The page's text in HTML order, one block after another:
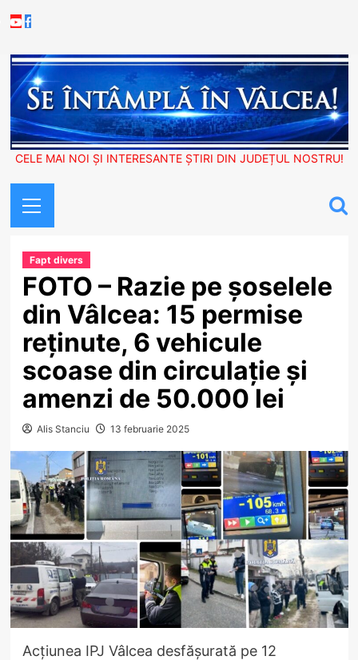
to
Youtube
Facebook
CELE MAI NOI ȘI INTERESANTE ȘTIRI DIN JUDEȚUL NOSTRU!
Menu
Fapt divers
FOTO – Razie pe șoselele
din Vâlcea: 15 permise
reținute, 6 vehicule
scoase din circulație și
amenzi de 50.000 lei
Alis Stanciu 13 februarie 2025
Acțiunea IPJ Vâlcea desfășurată pe 12